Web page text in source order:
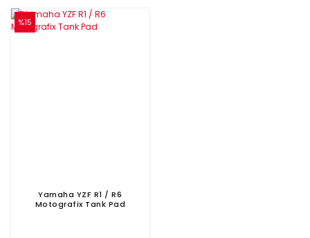
%15
Yamaha YZF R1 / R6
Motografix Tank Pad